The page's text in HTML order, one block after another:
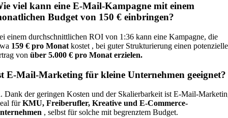
viel kann eine E-Mail-Kampagne mit einem
Budget von 150 € einbringen?
einem durchschnittlichen ROI von 1:36 kann eine Kampagne, die
159 € pro Monat kostet , bei guter Strukturierung einen
von über 5.000 € pro Monat erzielen.
E-Mail-Marketing für kleine Unternehmen geeignet?
Dank der geringen Kosten und der Skalierbarkeit ist E-Mail-
fürKMU, Freiberufler, Kreative und E-Commerce-
, selbst für solche mit begrenztem Budget.